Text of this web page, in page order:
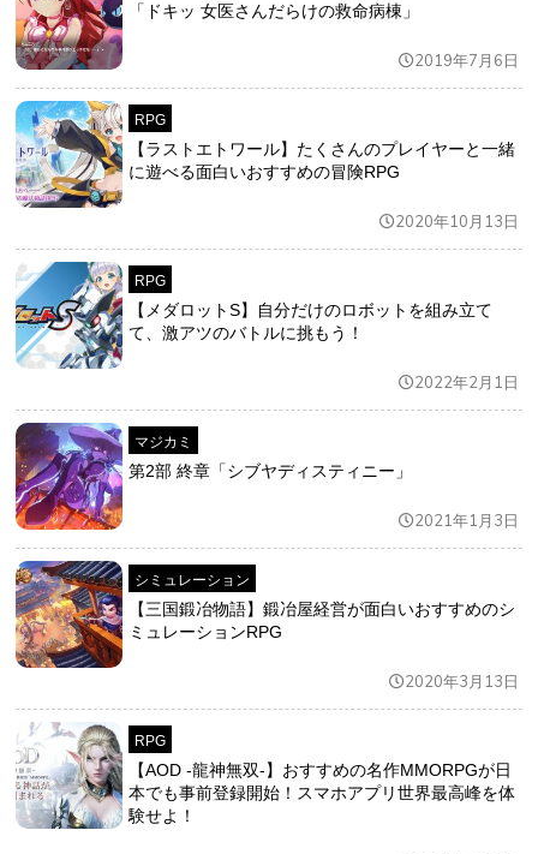
「ドキッ 女医さんだらけの救命病棟」
2019年7月6日
RPG
【ラストエトワール】たくさんのプレイヤーと一緒
に遊べる面白いおすすめの冒険RPG
2020年10月13日
RPG
【メダロットS】自分だけのロボットを組み立て
て、激アツのバトルに挑もう！
2022年2月1日
マジカミ
第2部 終章「シブヤディスティニー」
2021年1月3日
シミュレーション
【三国鍛冶物語】鍛冶屋経営が面白いおすすめのシ
ミュレーションRPG
2020年3月13日
RPG
【AOD -龍神無双-】おすすめの名作MMORPGが日
本でも事前登録開始！スマホアプリ世界最高峰を体
験せよ！